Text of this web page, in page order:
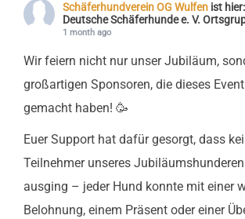
Schäferhundverein OG Wulfen ist
Deutsche Schäferhunde e. V.
1 month ago
Wir feiern nicht nur unser Jubiläum,
großartigen Sponsoren, die dieses
gemacht haben! 🥳
Euer Support hat dafür gesorgt, dass
Teilnehmer unseres
ausging – jeder Hund konnte mit einer
Belohnung, einem Präsent oder einer